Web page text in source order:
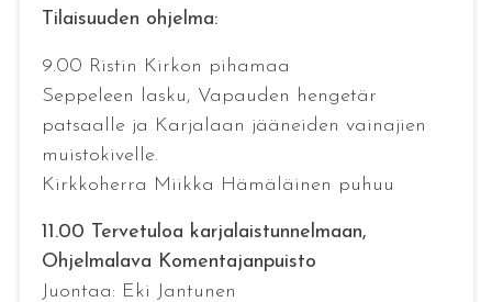
Tilaisuuden ohjelma:
9.00 Ristin Kirkon pihamaa
Seppeleen lasku, Vapauden hengetär
patsaalle ja Karjalaan jääneiden vainajien
muistokivelle.
Kirkkoherra Miikka Hämäläinen puhuu
11.00 Tervetuloa karjalaistunnelmaan,
Ohjelmalava Komentajanpuisto
Juontaa: Eki Jantunen